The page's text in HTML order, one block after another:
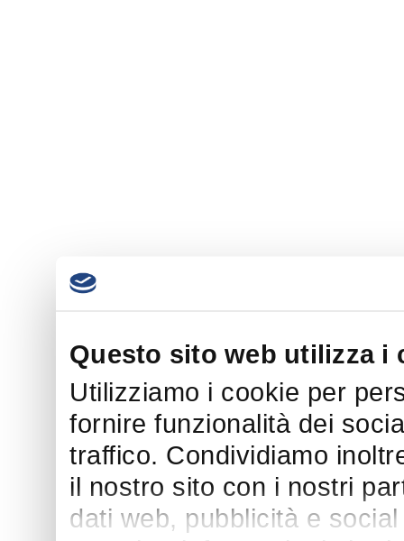
Questo sito web utilizza i
Utilizziamo i cookie per
fornire funzionalità dei
traffico. Condividiamo
il nostro sito con i nostri
dati web, pubblicità e